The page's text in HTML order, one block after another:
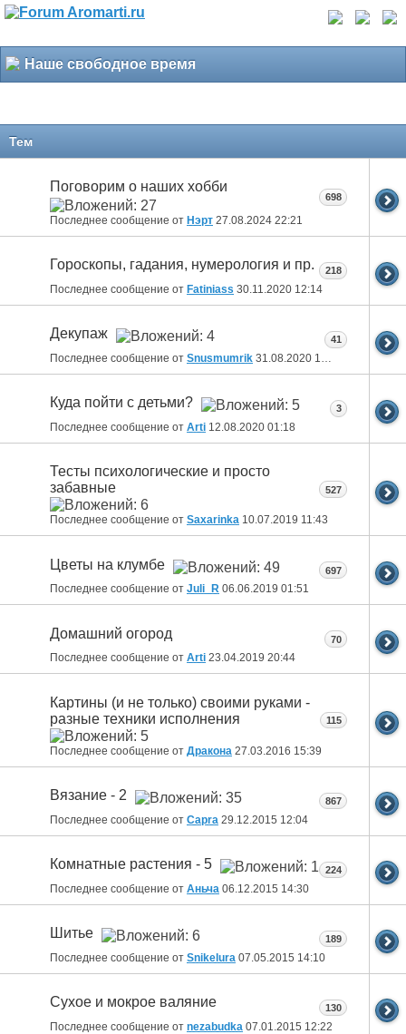
Наше свободное время
Тем
Поговорим о наших хобби
Последнее сообщение от Нэрт 27.08.2024 22:21
698
Гороскопы, гадания, нумерология и пр.
Последнее сообщение от Fatiniass 30.11.2020 12:14
218
Декупаж
Последнее сообщение от Snusmumrik 31.08.2020 18:46
41
Куда пойти с детьми?
Последнее сообщение от Arti 12.08.2020 01:18
3
Тесты психологические и просто
забавные
Последнее сообщение от Saxarinka 10.07.2019 11:43
527
Цветы на клумбе
Последнее сообщение от Juli_R 06.06.2019 01:51
697
Домашний огород
Последнее сообщение от Arti 23.04.2019 20:44
70
Картины (и не только) своими руками -
разные техники исполнения
Последнее сообщение от Дракона 27.03.2016 15:39
115
Вязание - 2
Последнее сообщение от Capra 29.12.2015 12:04
867
Комнатные растения - 5
Последнее сообщение от Аньча 06.12.2015 14:30
224
Шитье
Последнее сообщение от Snikelura 07.05.2015 14:10
189
Сухое и мокрое валяние
Последнее сообщение от nezabudka 07.01.2015 12:22
130